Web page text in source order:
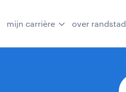
mijn carrière over randstad